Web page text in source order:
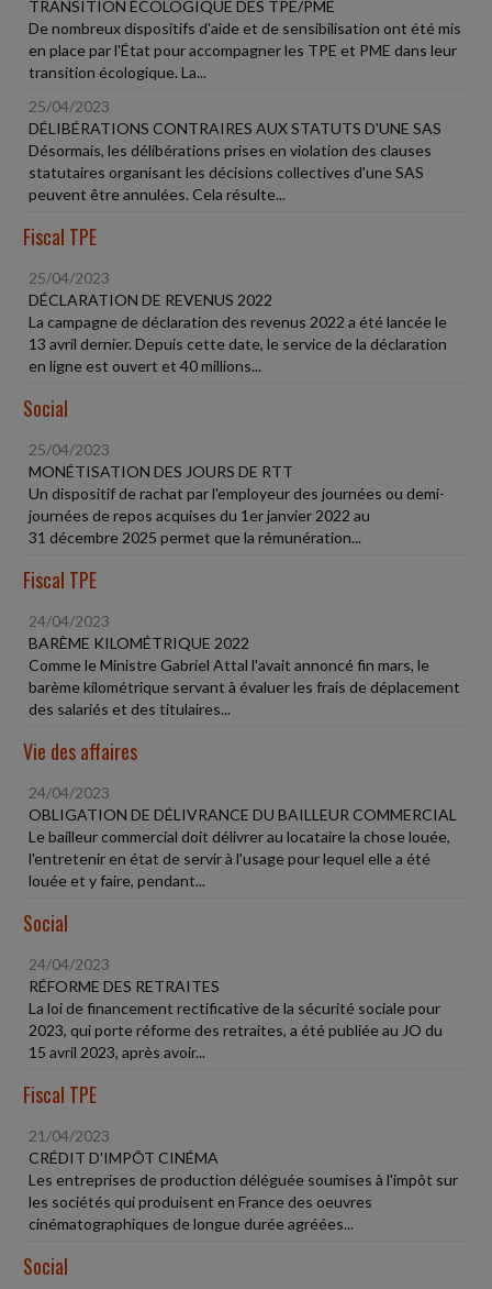
TRANSITION ÉCOLOGIQUE DES TPE/PME
De nombreux dispositifs d'aide et de sensibilisation ont été mis
en place par l'État pour accompagner les TPE et PME dans leur
transition écologique. La...
25/04/2023
DÉLIBÉRATIONS CONTRAIRES AUX STATUTS D'UNE SAS
Désormais, les délibérations prises en violation des clauses
statutaires organisant les décisions collectives d'une SAS
peuvent être annulées. Cela résulte...
Fiscal TPE
25/04/2023
DÉCLARATION DE REVENUS 2022
La campagne de déclaration des revenus 2022 a été lancée le
13 avril dernier. Depuis cette date, le service de la déclaration
en ligne est ouvert et 40 millions...
Social
25/04/2023
MONÉTISATION DES JOURS DE RTT
Un dispositif de rachat par l'employeur des journées ou demi-
journées de repos acquises du 1er janvier 2022 au
31 décembre 2025 permet que la rémunération...
Fiscal TPE
24/04/2023
BARÈME KILOMÉTRIQUE 2022
Comme le Ministre Gabriel Attal l'avait annoncé fin mars, le
barème kilométrique servant à évaluer les frais de déplacement
des salariés et des titulaires...
Vie des affaires
24/04/2023
OBLIGATION DE DÉLIVRANCE DU BAILLEUR COMMERCIAL
Le bailleur commercial doit délivrer au locataire la chose louée,
l'entretenir en état de servir à l'usage pour lequel elle a été
louée et y faire, pendant...
Social
24/04/2023
RÉFORME DES RETRAITES
La loi de financement rectificative de la sécurité sociale pour
2023, qui porte réforme des retraites, a été publiée au JO du
15 avril 2023, après avoir...
Fiscal TPE
21/04/2023
CRÉDIT D'IMPÔT CINÉMA
Les entreprises de production déléguée soumises à l'impôt sur
les sociétés qui produisent en France des oeuvres
cinématographiques de longue durée agréées...
Social